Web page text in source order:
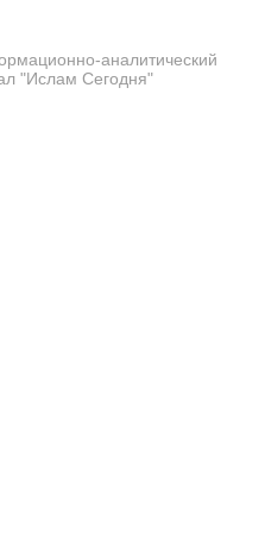
аналитический
"Ислам Сегодня"